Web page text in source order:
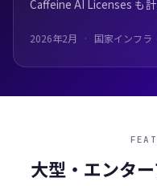
Caffeine AI Licenses も
2026年2月 国家インフラ
大型・エンタ